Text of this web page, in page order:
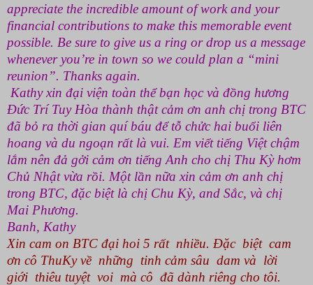
appreciate the incredible amount of work and your
financial contributions to make this memorable event
possible. Be sure to give us a ring or drop us a message
whenever you’re in town so we could plan a “mini
reunion”. Thanks again.
Kathy xin đại viện toàn thể bạn học và đồng hương
Đức Trí Tuy Hòa thành thật cảm ơn anh chị trong BTC
đã bỏ ra thời gian quí báu để tỗ chửc hai buổi liên
hoang và du ngoạn rất là vui. Em viểt tiếng Việt chậm
lắm nên đả gởi cảm ơn tiếng Anh cho chị Thu Kỳ hơm
Chủ Nhật vừa rồi. Một lần nữa xin cảm ơn anh chị
trong BTC, đặc biệt là chị Chu Kỳ, and Sắc, và chị
Mai Phương.
Banh, Kathy
Xin cam on BTC đại hoi 5 rất nhiều. Đặc biệt cam
ơn cô ThuKy về những tinh cảm sâu dam và lời
giới thiêu tuyệt voi mà cô đã dành riêng cho tôi.